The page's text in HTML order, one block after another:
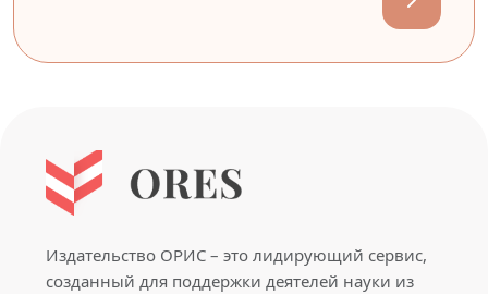
Издательство ОРИС – это лидирующий сервис,
созданный для поддержки деятелей науки из